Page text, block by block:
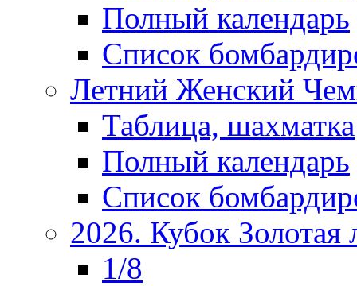
Полный календарь
Список
Летний Женский
Таблица, шахматка
Полный календарь
Список
2026. Кубок Золотая
1/8